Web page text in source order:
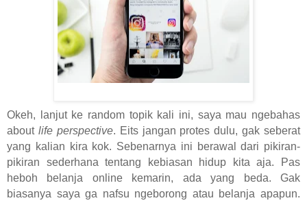
Okeh, lanjut ke random topik kali ini, saya mau ngebahas
about life perspective. Eits jangan protes dulu, gak seberat
yang kalian kira kok. Sebenarnya ini berawal dari pikiran-
pikiran sederhana tentang kebiasan hidup kita aja. Pas
heboh belanja online kemarin, ada yang beda. Gak
biasanya saya ga nafsu ngeborong atau belanja apapun.